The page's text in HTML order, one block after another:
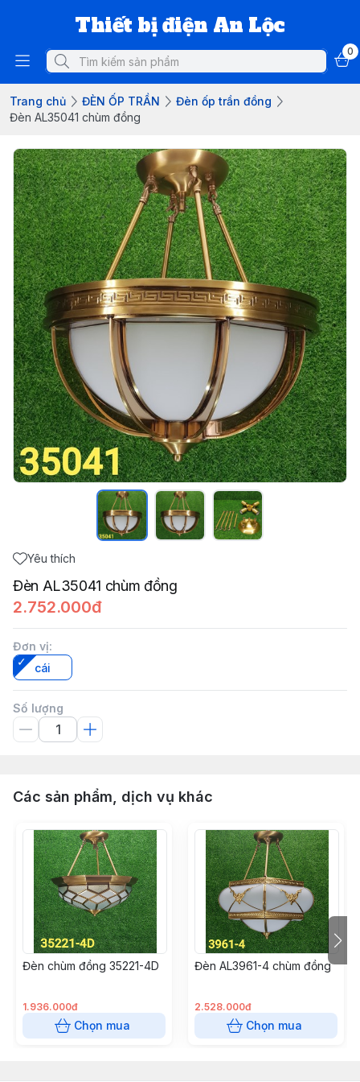
Thiết bị điện An Lộc
0
Trang chủ ĐÈN ỐP TRẦN
Đèn ốp trần đồng
Đèn AL35041 chùm đồng
Yêu thích
Đèn AL35041 chùm đồng
2.752.000đ
Đơn vị:
cái
Số lượng
Các sản phẩm, dịch vụ khác
Đèn chùm đồng 35221-4D
1.936.000đ
Chọn mua
Đèn AL3961-4 chùm đồng
2.528.000đ
Chọn mua